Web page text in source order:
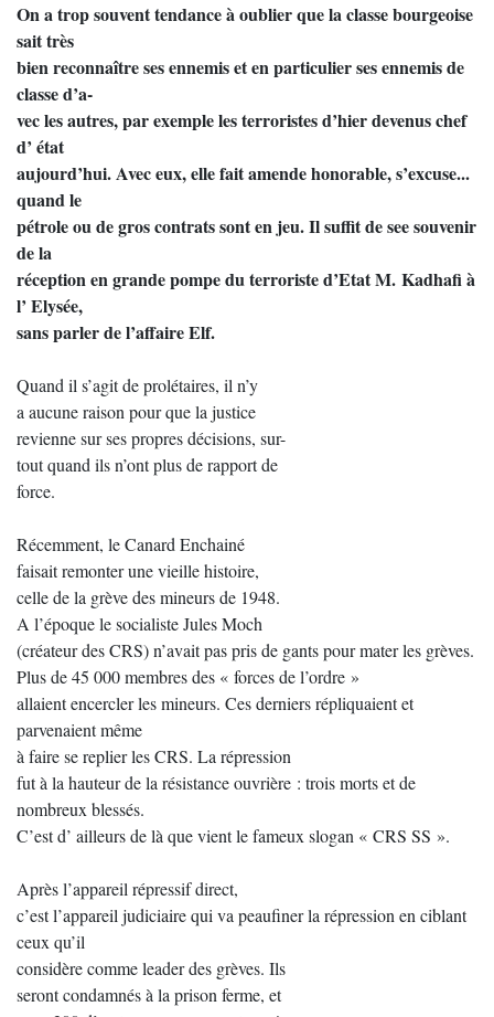
On a trop souvent tendance à oublier que la classe bourgeoise
sait très
bien reconnaître ses ennemis et en particulier ses ennemis de
classe d’a-
vec les autres, par exemple les terroristes d’hier devenus chef
d’ état
aujourd’hui. Avec eux, elle fait amende honorable, s’excuse...
quand le
pétrole ou de gros contrats sont en jeu. Il suffit de see souvenir
de la
réception en grande pompe du terroriste d’Etat M. Kadhafi à
l’ Elysée,
sans parler de l’affaire Elf.
Quand il s’agit de prolétaires, il n’y
a aucune raison pour que la justice
revienne sur ses propres décisions, sur-
tout quand ils n’ont plus de rapport de
force.
Récemment, le Canard Enchainé
faisait remonter une vieille histoire,
celle de la grève des mineurs de 1948.
A l’époque le socialiste Jules Moch
(créateur des CRS) n’avait pas pris de gants pour mater les grèves.
Plus de 45 000 membres des « forces de l’ordre »
allaient encercler les mineurs. Ces derniers répliquaient et
parvenaient même
à faire se replier les CRS. La répression
fut à la hauteur de la résistance ouvrière : trois morts et de
nombreux blessés.
C’est d’ ailleurs de là que vient le fameux slogan « CRS SS ».
Après l’appareil répressif direct,
c’est l’appareil judiciaire qui va peaufiner la répression en ciblant
ceux qu’il
considère comme leader des grèves. Ils
seront condamnés à la prison ferme, et